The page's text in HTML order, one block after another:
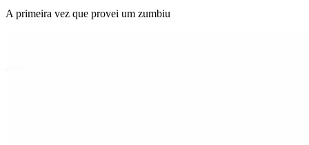
A primeira vez que provei um zumbiu